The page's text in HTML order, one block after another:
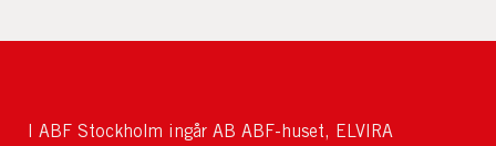
I ABF Stockholm ingår AB ABF-huset, ELVIRA